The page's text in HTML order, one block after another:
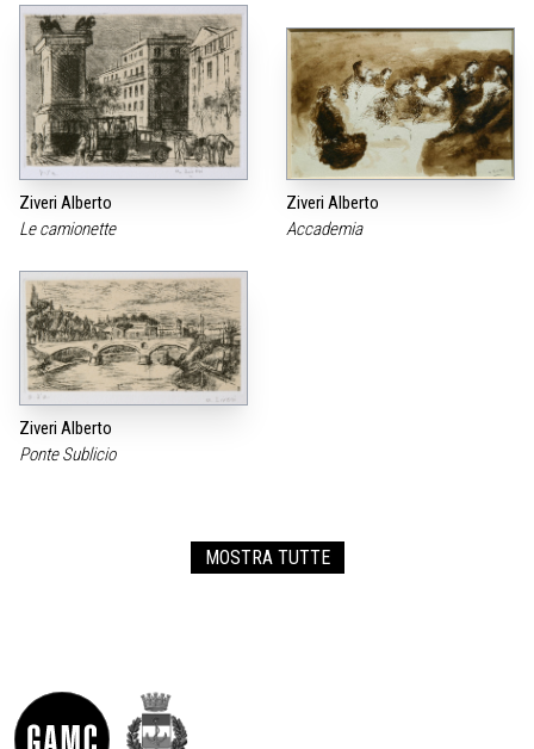
Ziveri Alberto
Le camionette
Ziveri Alberto
Accademia
Ziveri Alberto
Ponte Sublicio
MOSTRA TUTTE